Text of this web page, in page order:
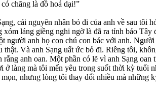
chăng là đồ hoá dại!”
cái nguyên nhân bỏ đi của anh về sau tôi
xóm láng giềng nghi ngờ là đã ra tỉnh báo Tây
người anh họ con chú con bác với anh.
thật. Và anh Sạng uất ức bỏ đi. Riêng tôi,
rằng anh oan. Một phần có lẽ vì anh Sạng oan
ở làng mà tôi mến yêu trong suốt thời kỳ tuổi
nhưng lòng tôi thay đổi nhiều mà những